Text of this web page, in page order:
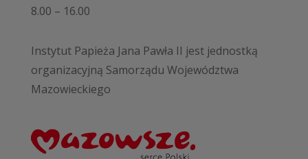
8.00 – 16.00
Instytut Papieża Jana Pawła II jest jednostką
organizacyjną Samorządu Województwa
Mazowieckiego